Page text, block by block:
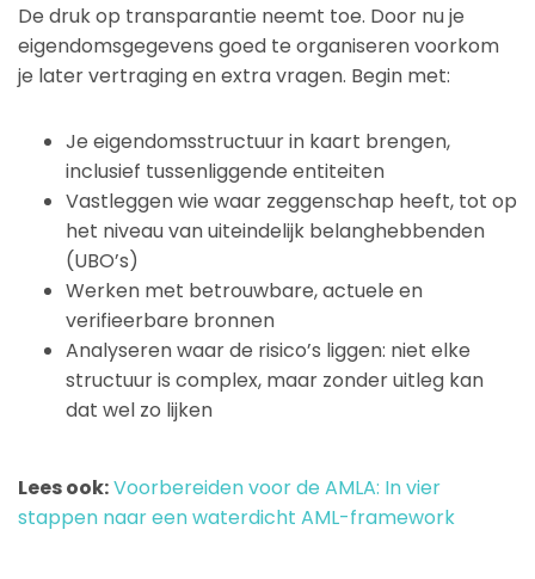
De druk op transparantie neemt toe. Door nu je
eigendomsgegevens goed te organiseren voorkom
je later vertraging en extra vragen. Begin met:
Je eigendomsstructuur in kaart brengen,
inclusief tussenliggende entiteiten
Vastleggen wie waar zeggenschap heeft, tot op
het niveau van uiteindelijk belanghebbenden
(UBO’s)
Werken met betrouwbare, actuele en
verifieerbare bronnen
Analyseren waar de risico’s liggen: niet elke
structuur is complex, maar zonder uitleg kan
dat wel zo lijken
Lees ook:Voorbereiden voor de AMLA: In vier
stappen naar een waterdicht AML-framework